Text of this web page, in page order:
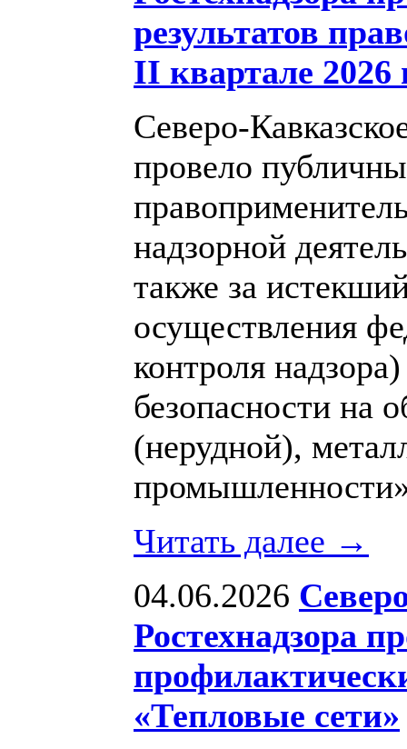
результатов
II квартале 2026
Северо-
провело
надзорной
также за
осуществления
контроля
безопасности на
(нерудной),
Читать далее →
04.06.2026
Ростехнадзора
«Тепловые сети»